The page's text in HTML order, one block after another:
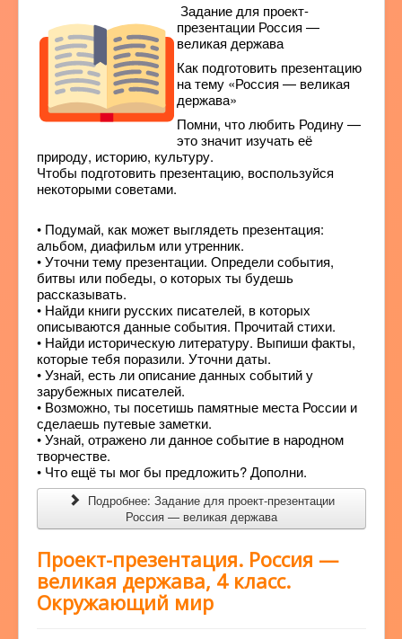
Задание для проект-
презентации Россия —
великая держава
Как подготовить презентацию
на тему «Россия — великая
держава»
Помни, что любить Родину —
это значит изучать её
природу, историю, культуру.
Чтобы подготовить презентацию, воспользуйся
некоторыми советами.
• Подумай, как может выглядеть презентация:
альбом, диафильм или утренник.
• Уточни тему презентации. Определи события,
битвы или победы, о которых ты будешь
рассказывать.
• Найди книги русских писателей, в которых
описываются данные события. Прочитай стихи.
• Найди историческую литературу. Выпиши факты,
которые тебя поразили. Уточни даты.
• Узнай, есть ли описание данных событий у
зарубежных писателей.
• Возможно, ты посетишь памятные места России и
сделаешь путевые заметки.
• Узнай, отражено ли данное событие в народном
творчестве.
• Что ещё ты мог бы предложить? Дополни.
Подробнее: Задание для проект-презентации
Россия — великая держава
Проект-презентация. Россия —
великая держава, 4 класс.
Окружающий мир